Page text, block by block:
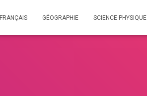
FRANÇAIS GÉOGRAPHIE SCIENCE PHYSIQUE